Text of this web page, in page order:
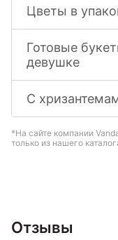
Цветы в
Готовые
девушке
С
*На сайте компании
только из нашего
Отзывы